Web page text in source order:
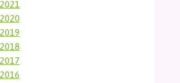
2021
2020
2019
2018
2017
2016